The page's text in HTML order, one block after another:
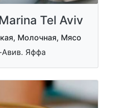
Tel Aviv
Молочная, Мясо
Авив. Яффа